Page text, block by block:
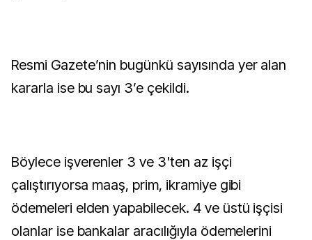
Resmi Gazete’nin bugünkü sayısında yer alan
kararla ise bu sayı 3’e çekildi.
Böylece işverenler 3 ve 3'ten az işçi
çalıştırıyorsa maaş, prim, ikramiye gibi
ödemeleri elden yapabilecek. 4 ve üstü işçisi
olanlar ise bankalar aracılığıyla ödemelerini